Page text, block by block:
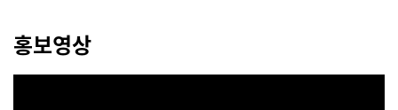
홍보영상